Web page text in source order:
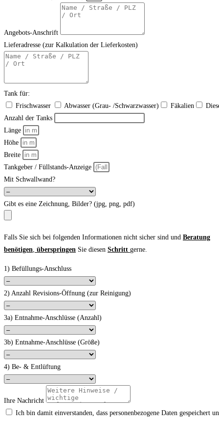
Angebots-Anschrift
Lieferadresse (zur Kalkulation der Lieferkosten)
Tank für:
Frischwasser
Abwasser (Grau- /Schwarzwasser) Fäkalien
Anzahl der Tanks
Länge
Höhe
Breite
Tankgeber / Füllstands-Anzeige
Mit Schwallwand?
Gibt es eine Zeichnung, Bilder? (jpg, png, pdf)
Falls Sie sich bei folgenden Informationen nicht sicher sind und Beratung
benötigen überspringen Sie diesen Schritt gerne.
1) Befüllungs-Anschluss
2) Anzahl Revisions-Öffnung (zur Reinigung)
3a) Entnahme-Anschlüsse (Anzahl)
3b) Entnahme-Anschlüsse (Größe)
4) Be- & Entlüftung
Ihre Nachricht
Ich bin damit einverstanden, dass personenbezogene Daten gespeichert